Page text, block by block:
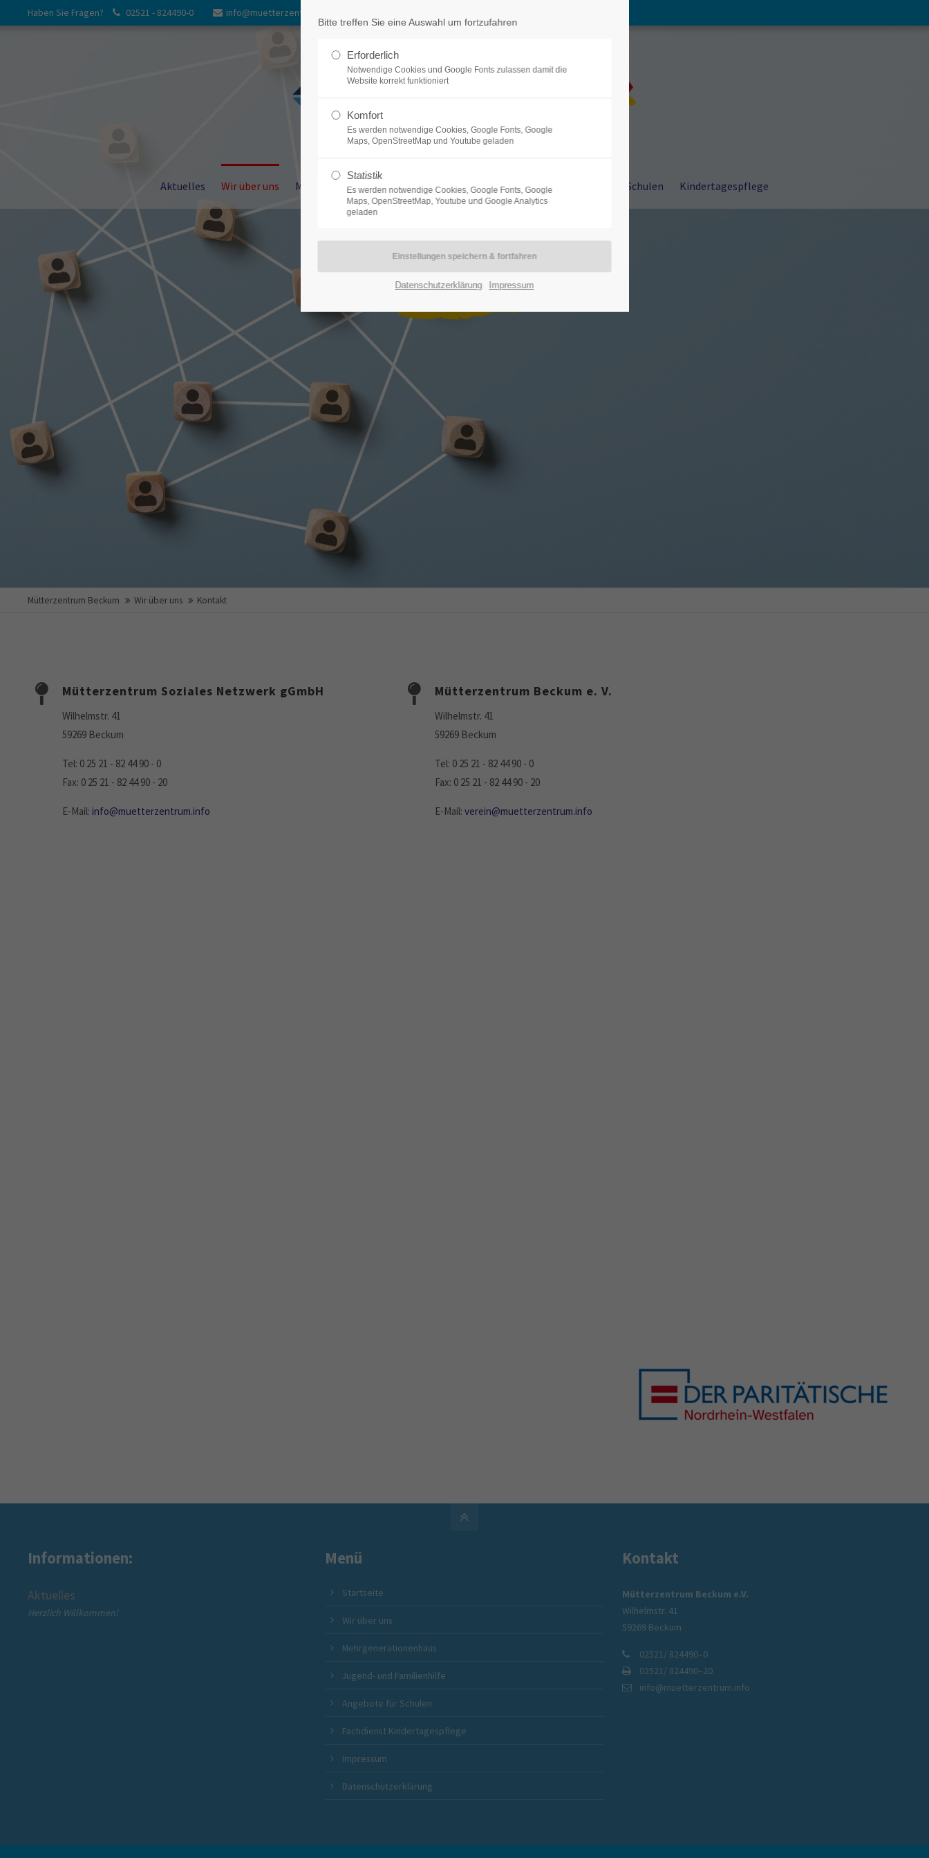
Anmelden
Register Lost your password?
Lorem ipsum dolor sit amet:
Cybersteel Inc.
Have any questions?
Drop us a line
info@yourdomain.com
Haben Sie Fragen? 02521 - 824490-0 info@muetterzentrum-beckum.de
Aktuelles Wir über uns Mehrgenerationenhaus Jugend- und Familienhilfe Angebote für Schulen Kindertagespflege
Kontakt
Mütterzentrum Beckum Wir über uns Kontakt
Mütterzentrum Soziales Netzwerk gGmbH
Wilhelmstr. 41
59269 Beckum
Tel: 0 25 21 - 82 44 90 - 0
Fax: 0 25 21 - 82 44 90 - 20
E-Mail: info@muetterzentrum.info
Mütterzentrum Beckum e. V.
Wilhelmstr. 41
59269 Beckum
Tel: 0 25 21 - 82 44 90 - 0
Fax: 0 25 21 - 82 44 90 - 20
E-Mail:verein@muetterzentrum.info
Informationen:
Aktuelles
Herzlich Willkommen!
Wir über uns Mütterzentrum Beckum e. V.
Angebote für Familien, SeniorInnen und Zugewanderte
in Beckum und Umgebung
Menü
Startseite
Wir über uns
Mehrgenerationenhaus
Jugend- und Familienhilfe
Angebote für Schulen
Fachdienst Kindertagespflege
Impressum
Datenschutzerklärung
Kontakt
Mütterzentrum Beckum e.V.
Wilhelmstr. 41
59269 Beckum
02521/ 824490–0
02521/ 824490–20
info@muetterzentrum.info
Bitte treffen Sie eine Auswahl um fortzufahren
Erforderlich
Notwendige Cookies und Google Fonts zulassen damit die
Website korrekt funktioniert
Komfort
Es werden notwendige Cookies, Google Fonts, Google
Maps, OpenStreetMap und Youtube geladen
Statistik
Es werden notwendige Cookies, Google Fonts, Google
Maps, OpenStreetMap, Youtube und Google Analytics
geladen
Datenschutzerklärung Impressum